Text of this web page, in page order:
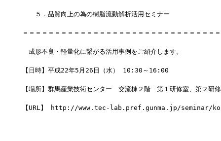
５．品質向上の為の樹脂流動解析活用セミナー
＝＝＝＝＝＝＝＝＝＝＝＝＝＝＝＝＝＝＝＝＝＝＝＝＝＝＝＝＝＝
成形不良・軽量化に繋がる活用事例をご紹介します。
【日時】平成22年5月26日（水） 10:30～16:00
【場所】群馬産業技術センター　交流棟２階　第１研修室、第２
【URL】 http://www.tec-lab.pref.gunma.jp/seminar/